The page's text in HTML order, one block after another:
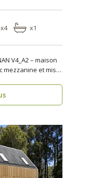
x4 x1
V4_A2 – maison
mezzanine et mise